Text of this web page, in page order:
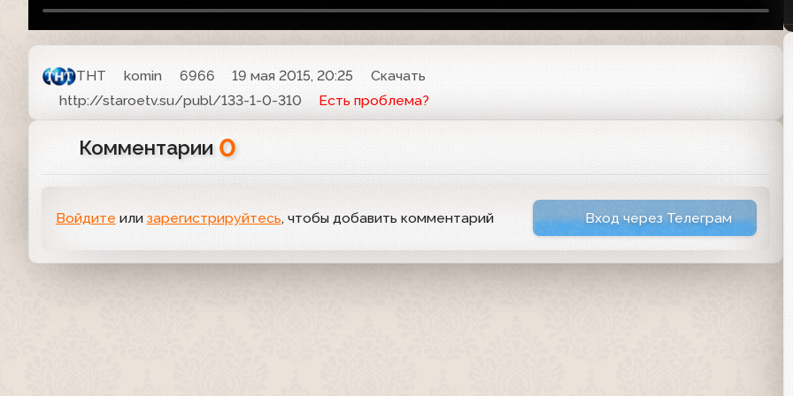
ТНТ komin 6966 19 мая 2015, 20:25
Скачать
http://staroetv.su/publ/133-1-0-310
Есть проблема?
Комментарии 0
Войдите или зарегистрируйтесь, чтобы добавить комментарий Вход через Телеграм